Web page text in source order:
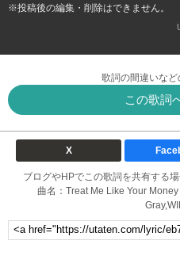
※投稿後の編集・削除はできません。
歌詞の間違いな
この歌詞
X
ブログやHPでこの歌詞を共有する
曲名：Treat Me Like Your